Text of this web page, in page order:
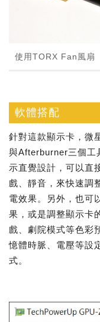
使用TORX Fan風扇
軟體搭配
針對這款顯示卡，微
與Afterburner三個工
示直覺設計，可以直
戲、靜音，來快速調
電效果。另外，也可
果，或是調整顯示卡
戲、劇院模式等色彩
憶體時脈、電壓等設
式。